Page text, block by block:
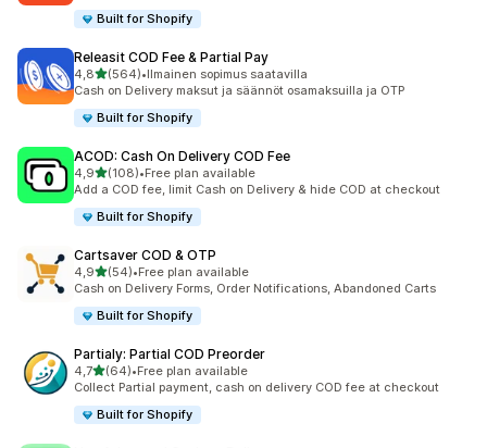
Built for Shopify
Releasit COD Fee & Partial Pay
4,8/ 5 tähteä
(564)
564 arvostelua yhteensä
•Ilmainen sopimus saatavilla
Cash on Delivery maksut ja säännöt osamaksuilla ja OTP
Built for Shopify
ACOD: Cash On Delivery COD Fee
4,9/ 5 tähteä
(108)
108 arvostelua yhteensä
•Free plan available
Add a COD fee, limit Cash on Delivery & hide COD at checkout
Built for Shopify
Cartsaver COD & OTP
4,9/ 5 tähteä
(54)
54 arvostelua yhteensä
•Free plan available
Cash on Delivery Forms, Order Notifications, Abandoned Carts
Built for Shopify
Partialy: Partial COD Preorder
4,7/ 5 tähteä
(64)
64 arvostelua yhteensä
•Free plan available
Collect Partial payment, cash on delivery COD fee at checkout
Built for Shopify